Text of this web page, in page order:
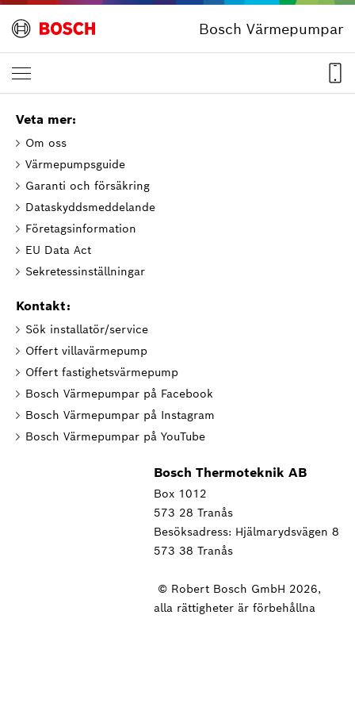
Bosch Värmepumpar
Veta mer:
Om oss
Värmepumpsguide
Garanti och försäkring
Dataskyddsmeddelande
Företagsinformation
EU Data Act
Sekretessinställningar
Kontakt:
Sök installatör/service
Offert villavärmepump
Offert fastighetsvärmepump
Bosch Värmepumpar på Facebook
Bosch Värmepumpar på Instagram
Bosch Värmepumpar på YouTube
Bosch Thermoteknik AB
Box 1012
573 28 Tranås
Besöksadress: Hjälmarydsvägen 8
573 38 Tranås
© Robert Bosch GmbH 2026,
alla rättigheter är förbehållna